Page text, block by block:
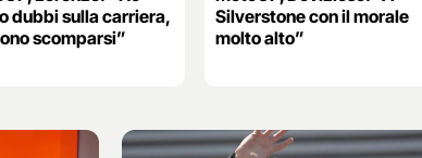
dubbi sulla carriera,
scomparsi”
Silverstone con il morale
molto alto”